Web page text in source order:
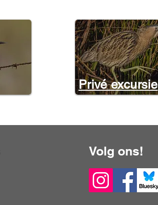
Privé excursie
Volg ons!